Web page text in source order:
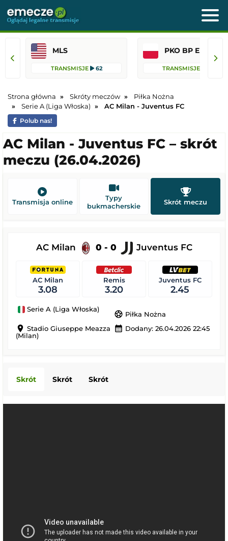
MLS
TRANSMISJE 62 TRANSMISJE
Strona główna Skróty meczów
Piłka Nożna
Serie A (Liga Włoska)
AC Milan - Juventus FC
Polub nas!
AC Milan - Juventus FC – skrót
meczu (26.04.2026)
Transmisja online
Typy
bukmacherskie
Skrót meczu
AC Milan 0 - 0 Juventus FC
AC Milan
3.08
Remis
3.20
Juventus FC
2.45
Serie A (Liga Włoska)
sports_soccer Piłka Nożna
location_on Stadio Giuseppe Meazza
(Milan)
calendar_month Dodany: 26.04.2026 22:45
Skrót Skrót Skrót